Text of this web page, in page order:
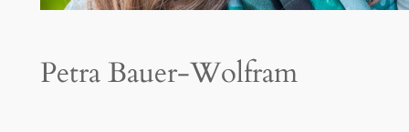
Petra Bauer-Wolfram